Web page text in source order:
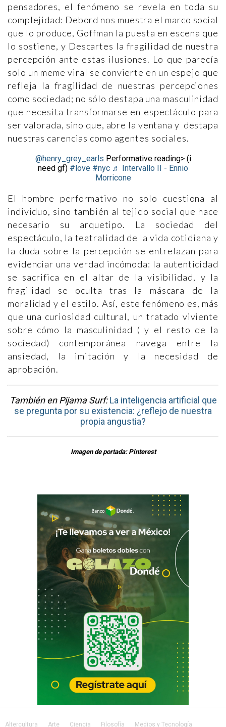
pensadores, el fenómeno se revela en toda su
complejidad: Debord nos muestra el marco social
que lo produce, Goffman la puesta en escena que
lo sostiene, y Descartes la fragilidad de nuestra
percepción ante estas ilusiones. Lo que parecía
solo un meme viral se convierte en un espejo que
refleja la fragilidad de nuestras percepciones
como sociedad; no sólo destapa una masculinidad
que necesita transformarse en espectáculo para
ser valorada, sino que, abre la ventana y destapa
nuestras carencias como agentes sociales.
@henry_grey_earls Performative reading> (i
need gf) #love #nyc ♬ Intervallo II - Ennio
Morricone
El hombre performativo no solo cuestiona al
individuo, sino también al tejido social que hace
necesario su arquetipo. La sociedad del
espectáculo, la teatralidad de la vida cotidiana y
la duda sobre la percepción se entrelazan para
evidenciar una verdad incómoda: la autenticidad
se sacrifica en el altar de la visibilidad, y la
fragilidad se oculta tras la máscara de la
moralidad y el estilo. Así, este fenómeno es, más
que una curiosidad cultural, un tratado viviente
sobre cómo la masculinidad ( y el resto de la
sociedad) contemporánea navega entre la
ansiedad, la imitación y la necesidad de
aprobación.
También en Pijama Surf:La inteligencia artificial que
se pregunta por su existencia: ¿reflejo de nuestra
propia angustia?
Imagen de portada: Pinterest
Altercultura Arte Ciencia Filosofía Medios y Tecnología